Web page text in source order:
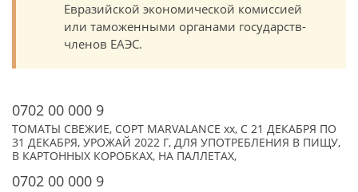
Евразийской экономической комиссией
или таможенными органами государств-
членов ЕАЭС.
0702 00 000 9
ТОМАТЫ СВЕЖИЕ, СОРТ MARVALANCE xx, С 21 ДЕКАБРЯ ПО
31 ДЕКАБРЯ, УРОЖАЙ 2022 Г, ДЛЯ УПОТРЕБЛЕНИЯ В ПИЩУ,
В КАРТОННЫХ КОРОБКАХ, НА ПАЛЛЕТАХ,
0702 00 000 9